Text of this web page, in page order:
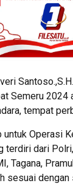
Semeru
tempat
Operasi
dari
Tagana,
sesuai